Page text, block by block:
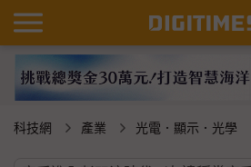
科技網 產業 光電．顯示．光學